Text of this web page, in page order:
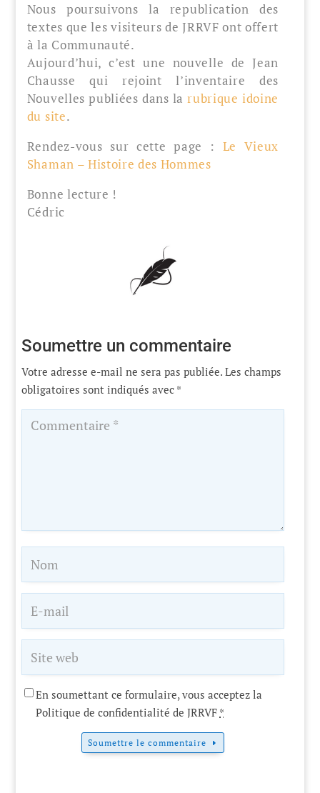
Nous poursuivons la republication des
textes que les visiteurs de JRRVF ont offert
à la Communauté.
Aujourd’hui, c’est une nouvelle de Jean
Chausse qui rejoint l’inventaire des
Nouvelles publiées dans larubrique idoine
du site.
Rendez-vous sur cette page : Le Vieux
Shaman – Histoire des Hommes
Bonne lecture !
Cédric
Soumettre un commentaire
Votre adresse e-mail ne sera pas publiée. Les champs
obligatoires sont indiqués avec *
En soumettant ce formulaire, vous acceptez la
Politique de confidentialité de JRRVF *
Soumettre le commentaire